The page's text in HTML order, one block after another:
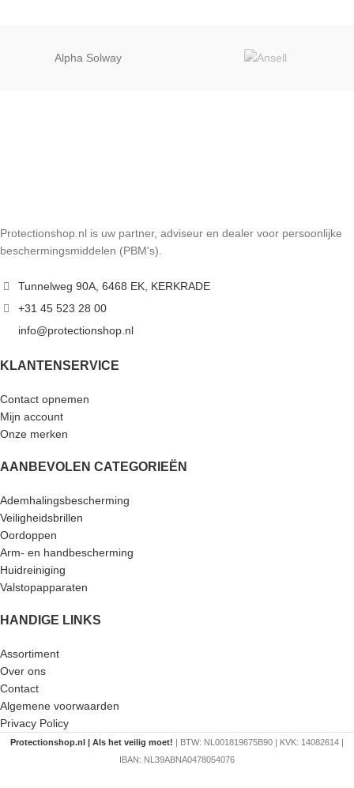
Alpha Solway
Protectionshop.nl is uw partner, adviseur en dealer voor persoonlijke
beschermingsmiddelen (PBM's).
Tunnelweg 90A, 6468 EK, KERKRADE
+31 45 523 28 00
info@protectionshop.nl
KLANTENSERVICE
Contact opnemen
Mijn account
Onze merken
AANBEVOLEN CATEGORIEËN
Ademhalingsbescherming
Veiligheidsbrillen
Oordoppen
Arm- en handbescherming
Huidreiniging
Valstopapparaten
HANDIGE LINKS
Assortiment
Over ons
Contact
Algemene voorwaarden
Privacy Policy
Protectionshop.nl | Als het veilig moet! | BTW: NL001819675B90 | KVK: 14082614 |
IBAN: NL39ABNA0478054076